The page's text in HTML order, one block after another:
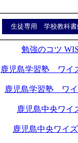
生徒専用 学校教科書
勉強のコツ
鹿児島学習塾 ワイ
鹿児島学習塾 ワ
鹿児島中央ワイ
鹿児島中央ワイ